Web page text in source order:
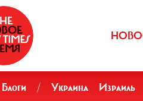
Блоги / Украина Израиль